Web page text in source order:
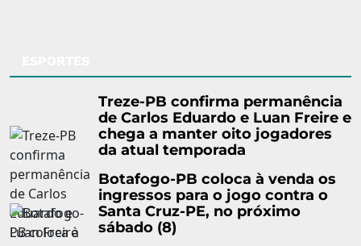
Treze-PB confirma permanência
de Carlos Eduardo e Luan Freire e
chega a manter oito jogadores
da atual temporada
Botafogo-PB coloca à venda os
ingressos para o jogo contra o
Santa Cruz-PE, no próximo
sábado (8)